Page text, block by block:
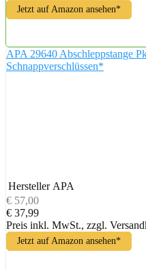
Jetzt auf Amazon ansehen*
APA 29640 Abschleppstange
Schnappverschlüssen*
Hersteller APA
€ 57,00
€ 37,99
Preis inkl. MwSt., zzgl.
Jetzt auf Amazon ansehen*